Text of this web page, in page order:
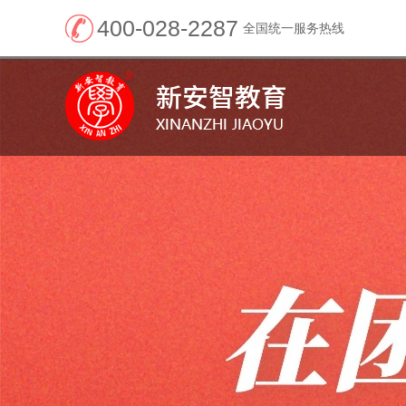
400-028-2287 全国统一服务热线
新安智教育--官网
（“学历+考证”权威